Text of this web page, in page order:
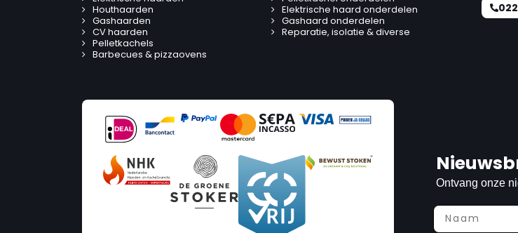
Houthaarden
Gashaarden
CV haarden
Pelletkachels
Barbecues & pizzaovens
Elektrische haard onderdelen
Gashaard onderdelen
Reparatie, isolatie & diverse
Ontvang onze